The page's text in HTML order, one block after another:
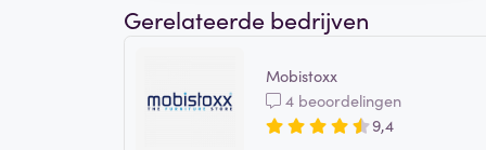
Gerelateerde bedrijven
Mobistoxx
4 beoordelingen
9,4